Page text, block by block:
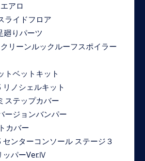
アロ
ライドフロア
廻りパーツ
リーンルックルーフスポイラー
トベットキット
リノシェルキット
ステップカバー
ージョンバンパー
カバー
センターコンソール ステージ３
ッパーVer.Ⅳ